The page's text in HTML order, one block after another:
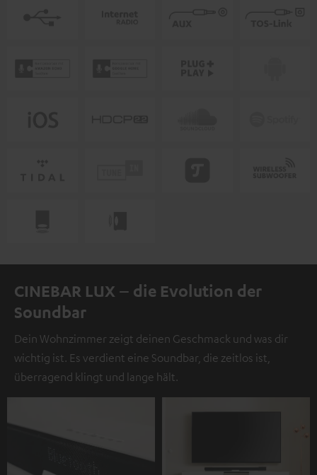
CINEBAR LUX – die Evolution der
Soundbar
Dein Wohnzimmer zeigt deinen Geschmack und was dir
wichtig ist. Es verdient eine Soundbar, die zeitlos ist,
überragend klingt und lange hält.